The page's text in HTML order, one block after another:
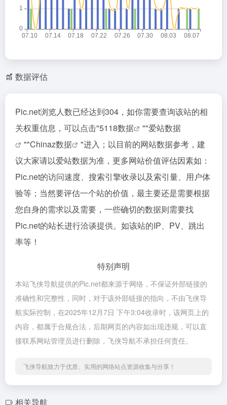
数据评估
Pic.net浏览人数已经达到304，如你需要查询该站的相
关权重信息，可以点击"5118数据 ""爱站数据
""Chinaz数据
"进入；以目前的网站数据参考，建
议大家请以爱站数据为准，更多网站价值评估因素如：
Pic.net的访问速度、搜索引擎收录以及索引量、用户体
验等；当然要评估一个站的价值，最主要还是需要根据
您自身的需求以及需要，一些确切的数据则需要找
Pic.net的站长进行洽谈提供。如该站的IP、PV、跳出
率等！
特别声明
本站飞侠导航提供的Pic.net都来源于网络，不保证外部链接的
准确性和完整性，同时，对于该外部链接的指向，不由飞侠导
航实际控制，在2025年12月7日 下午3:04收录时，该网页上的
内容，都属于合规合法，后期网页的内容如出现违规，可以直
接联系网站管理员进行删除，飞侠导航不承担任何责任。
飞侠导航致力于优质、实用的网络站点资源收集与分享！
相关导航